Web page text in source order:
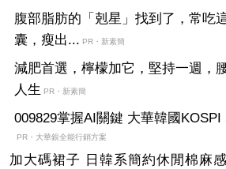
腹部脂肪的「剋星」找到了，常吃
囊，瘦出... PR・新素簡
減肥首選，檸檬加它，堅持一週，
人生 PR・新素簡
009829掌握AI關鍵 大華韓國KOSPI
PR・大華銀全能行銷方案